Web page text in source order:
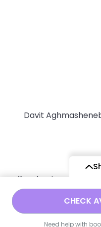
CHECK
Need help with
شركة طريق الحرير
Eng. Ziad